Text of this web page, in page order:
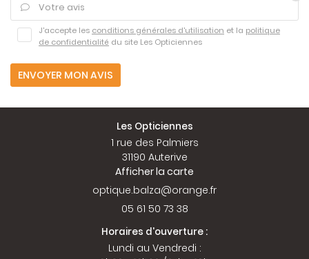
 Votre avis
J'accepte les conditions générales d'utilisation et la politique
de confidentialité du site Les Opticiennes
ENVOYER MON AVIS
Les Opticiennes
1 rue des Palmiers
31190 Auterive
Afficher la carte
05 61 50 73 38
Horaires d'ouverture :
Lundi au Vendredi :